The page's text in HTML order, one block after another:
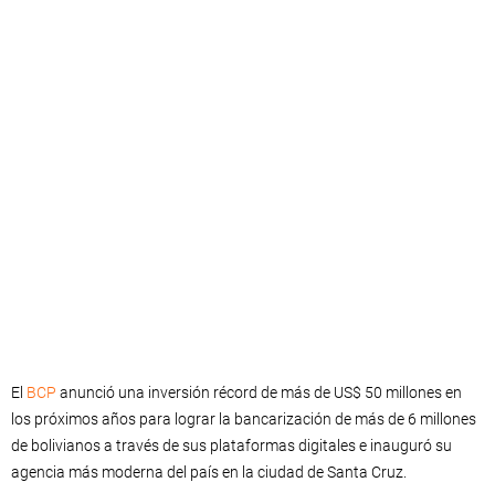
El BCP anunció una inversión récord de más de US$ 50 millones en
los próximos años para lograr la bancarización de más de 6 millones
de bolivianos a través de sus plataformas digitales e inauguró su
agencia más moderna del país en la ciudad de Santa Cruz.